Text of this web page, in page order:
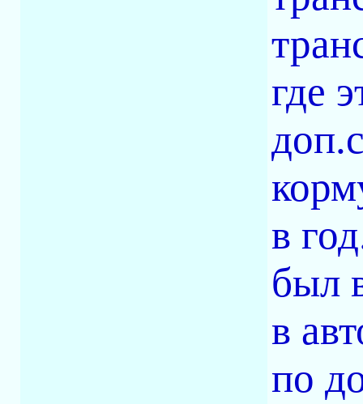
где
в
был
в
по